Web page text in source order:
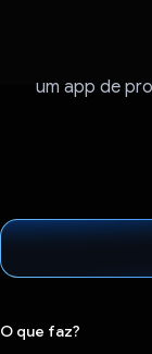
um app de
O que faz?